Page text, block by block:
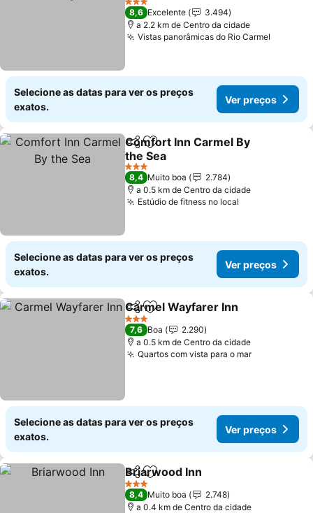
3 Estrelas
8,6 Excelente
3.494
a 2.2 km de Centro da cidade
Vistas panorâmicas do Rio Carmel
Selecione as datas para ver os preços
exatos.
Ver preços
PartilharAdicionar aos favoritos
Comfort Inn Carmel By
the Sea
3 Estrelas
8,4 Muito boa
2.784
a 0.5 km de Centro da cidade
Estúdio de fitness no local
Selecione as datas para ver os preços
exatos.
Ver preços
PartilharAdicionar aos favoritos
Carmel Wayfarer Inn
3 Estrelas
7,6 Boa
2.290
a 0.5 km de Centro da cidade
Quartos com vista para o mar
Selecione as datas para ver os preços
exatos.
Ver preços
PartilharAdicionar aos favoritos
Briarwood Inn
3 Estrelas
8,4 Muito boa
2.748
a 0.4 km de Centro da cidade